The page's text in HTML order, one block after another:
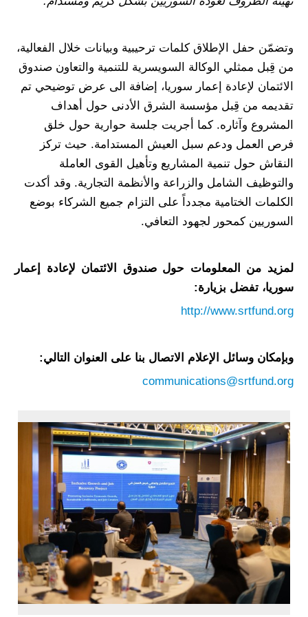
وتضمّن حفل الإطلاق كلمات ترحيبية وبيانات خلال الفعالية،
من قِبل ممثلي الوكالة السويسرية للتنمية والتعاون صندوق
الائتمان لإعادة إعمار سوريا، إضافة الى عرض توضيحي تم
تقديمه من قِبل مؤسسة الشرق الأدنى حول أهداف
المشروع وآثاره. كما أجريت جلسة حوارية حول خلق
فرص العمل ودعم سبل العيش المستدامة. حيث تركز
النقاش حول تنمية المشاريع وتأهيل القوى العاملة
والتوظيف الشامل والزراعة والأنظمة التجارية. وقد أكدت
الكلمات الختامية مجدداً على التزام جميع الشركاء بوضع
السوريين كمحور لجهود التعافي.
لمزيد من المعلومات حول صندوق الائتمان لإعادة إعمار
سوريا، تفضل بزيارة:
http://www.srtfund.org
وبإمكان وسائل الإعلام الاتصال بنا على العنوان التالي:
communications@srtfund.org